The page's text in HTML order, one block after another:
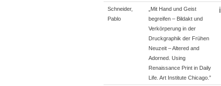
Schneider,
Pablo
„Mit Hand und Geist
begreifen – Bildakt und
Verkörperung in der
Druckgraphik der Frühen
Neuzeit – Altered and
Adorned. Using
Renaissance Print in Daily
Life. Art Institute Chicago.”